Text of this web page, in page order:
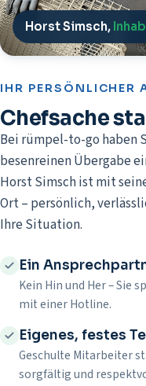
Horst Simsch,
IHR PERSÖNLICHER
Chefsache
Bei rümpel-to-go haben
besenreinen Übergabe
Horst Simsch ist mit
Ort – persönlich,
Ihre Situation.
Ein
Kein Hin und Her – Sie
mit einer Hotline.
Eigenes, festes
Geschulte Mitarbeiter
sorgfältig und